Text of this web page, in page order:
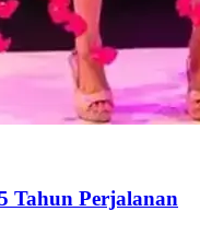
Tahun Perjalanan